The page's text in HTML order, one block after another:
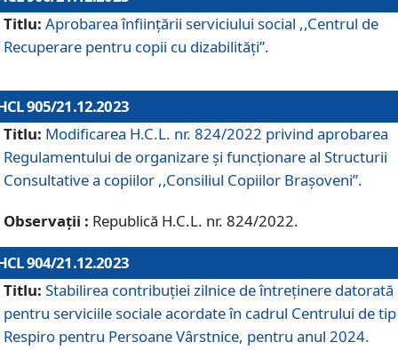
Titlu: Aprobarea înființării serviciului social ,,Centrul de
Recuperare pentru copii cu dizabilități”.
905/21.12.2023
Titlu: Modificarea H.C.L. nr. 824/2022 privind aprobarea
Regulamentului de organizare şi funcţionare al Structurii
Consultative a copiilor ,,Consiliul Copiilor Braşoveni”.
Observații : Republică H.C.L. nr. 824/2022.
904/21.12.2023
Titlu: Stabilirea contribuţiei zilnice de întreținere datorată
pentru serviciile sociale acordate în cadrul Centrului de tip
Respiro pentru Persoane Vârstnice, pentru anul 2024.